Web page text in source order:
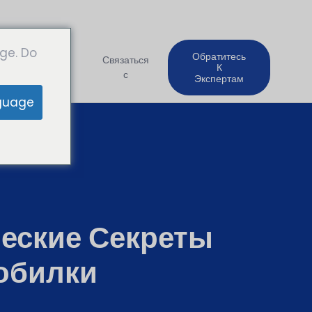
Компания
Связаться
с
Обратитесь
К
Экспертам
Секреты
Do